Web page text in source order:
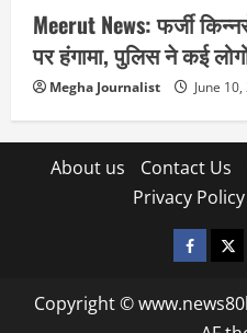
Meerut News: फर्जी
पर हंगामा, पुलिस ने कई
Megha Journalist June
About us Contact Us
Privacy Policy
facebook
Copyright ©